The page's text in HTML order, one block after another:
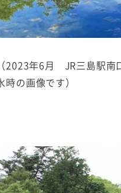
2023年6月 JR三島駅南
時の画像です）